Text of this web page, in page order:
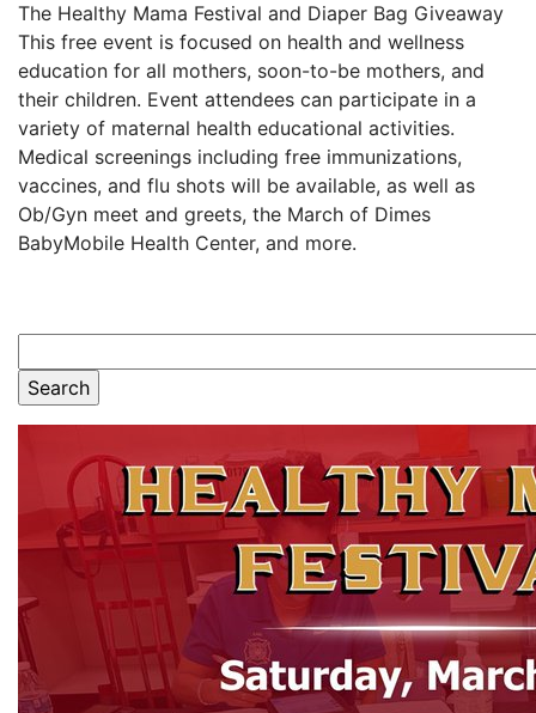
The Healthy Mama Festival and Diaper Bag Giveaway
This free event is focused on health and wellness
education for all mothers, soon-to-be mothers, and
their children. Event attendees can participate in a
variety of maternal health educational activities.
Medical screenings including free immunizations,
vaccines, and flu shots will be available, as well as
Ob/Gyn meet and greets, the March of Dimes
BabyMobile Health Center, and more.